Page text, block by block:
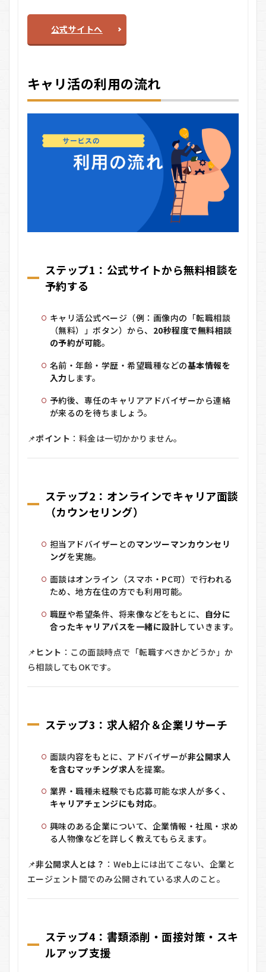
公式サイトへ
キャリ活の利用の流れ
ステップ1：公式サイトから無料相談を
予約する
キャリ活公式ページ（例：画像内の「転職相談
（無料）」ボタン）から、 20秒程度で無料相談
の予約が可能。
名前・年齢・学歴・希望職種などの基本情報を
入力 します。
予約後、専任のキャリアアドバイザーから連絡
が来るのを待ちましょう。
📌ポイント ：料金は一切かかりません。
ステップ2：オンラインでキャリア面談
（カウンセリング）
担当アドバイザーとのマンツーマンカウンセリ
ングを実施。
面談はオンライン（スマホ・PC可）で行われる
ため、地方在住の方でも利用可能。
職歴や希望条件、将来像などをもとに、
自分に
合ったキャリアパスを一緒に設計していきます。
📌 ヒント ：この面談時点で「転職すべきかどうか」か
ら相談してもOKです。
ステップ3：求人紹介＆企業リサーチ
面談内容をもとに、アドバイザーが非公開求人
を含むマッチング求人を提案。
業界・職種未経験でも応募可能な求人が多く、
キャリアチェンジにも対応。
興味のある企業について、企業情報・社風・求め
る人物像などを詳しく教えてもらえます。
📌非公開求人とは？ ：Web上には出てこない、企業と
エージェント間でのみ公開されている求人のこと。
ステップ4：書類添削・面接対策・スキ
ルアップ支援